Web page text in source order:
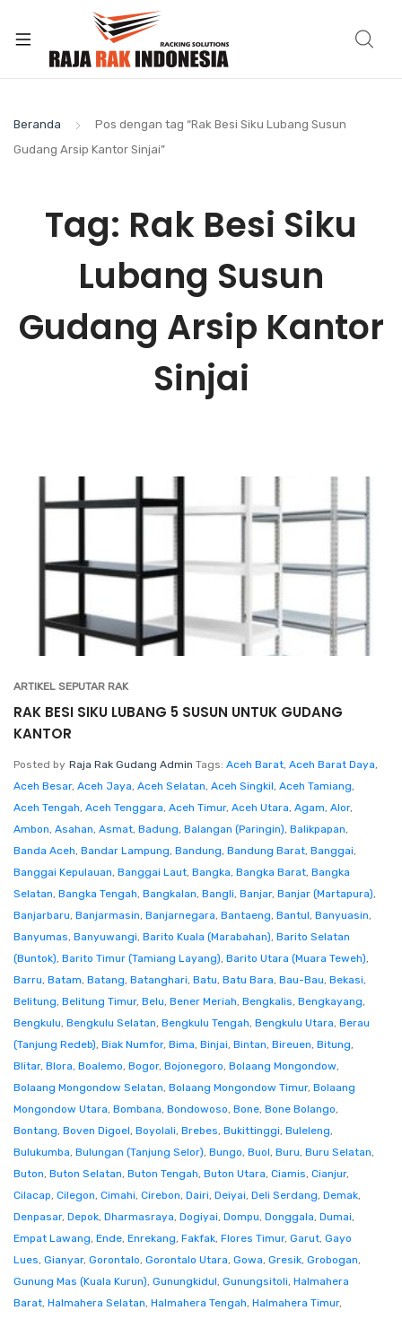
Beranda
Pos dengan tag “Rak Besi Siku Lubang Susun
Gudang Arsip Kantor Sinjai”
Tag: Rak Besi Siku
Lubang Susun
Gudang Arsip Kantor
Sinjai
ARTIKEL SEPUTAR RAK
RAK BESI SIKU LUBANG 5 SUSUN UNTUK GUDANG
KANTOR
Posted by Raja Rak Gudang Admin Tags: Aceh Barat, Aceh Barat Daya,
Aceh Besar, Aceh Jaya, Aceh Selatan, Aceh Singkil, Aceh Tamiang,
Aceh Tengah, Aceh Tenggara, Aceh Timur, Aceh Utara, Agam, Alor,
Ambon, Asahan, Asmat, Badung, Balangan (Paringin), Balikpapan,
Banda Aceh, Bandar Lampung, Bandung, Bandung Barat, Banggai,
Banggai Kepulauan, Banggai Laut, Bangka, Bangka Barat, Bangka
Selatan, Bangka Tengah, Bangkalan, Bangli, Banjar, Banjar (Martapura),
Banjarbaru, Banjarmasin, Banjarnegara, Bantaeng, Bantul, Banyuasin,
Banyumas, Banyuwangi, Barito Kuala (Marabahan), Barito Selatan
(Buntok), Barito Timur (Tamiang Layang), Barito Utara (Muara Teweh),
Barru, Batam, Batang, Batanghari, Batu, Batu Bara, Bau-Bau, Bekasi,
Belitung, Belitung Timur, Belu, Bener Meriah, Bengkalis, Bengkayang,
Bengkulu, Bengkulu Selatan, Bengkulu Tengah, Bengkulu Utara, Berau
(Tanjung Redeb), Biak Numfor, Bima, Binjai, Bintan, Bireuen, Bitung,
Blitar, Blora, Boalemo, Bogor, Bojonegoro, Bolaang Mongondow,
Bolaang Mongondow Selatan, Bolaang Mongondow Timur, Bolaang
Mongondow Utara, Bombana, Bondowoso, Bone, Bone Bolango,
Bontang, Boven Digoel, Boyolali, Brebes, Bukittinggi, Buleleng,
Bulukumba, Bulungan (Tanjung Selor), Bungo, Buol, Buru, Buru Selatan,
Buton, Buton Selatan, Buton Tengah, Buton Utara, Ciamis, Cianjur,
Cilacap, Cilegon, Cimahi, Cirebon, Dairi, Deiyai, Deli Serdang, Demak,
Denpasar, Depok, Dharmasraya, Dogiyai, Dompu, Donggala, Dumai,
Empat Lawang, Ende, Enrekang, Fakfak, Flores Timur, Garut, Gayo
Lues, Gianyar, Gorontalo, Gorontalo Utara, Gowa, Gresik, Grobogan,
Gunung Mas (Kuala Kurun), Gunungkidul, Gunungsitoli, Halmahera
Barat, Halmahera Selatan, Halmahera Tengah, Halmahera Timur,